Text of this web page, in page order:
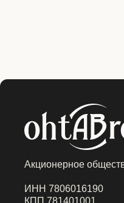
Акционерное
ИНН 7806016190
КПП 781401001